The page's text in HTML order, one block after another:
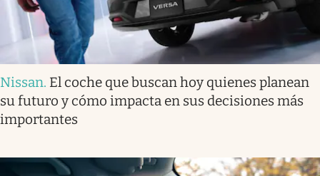
Nissan. El coche que buscan hoy quienes planean
su futuro y cómo impacta en sus decisiones más
importantes